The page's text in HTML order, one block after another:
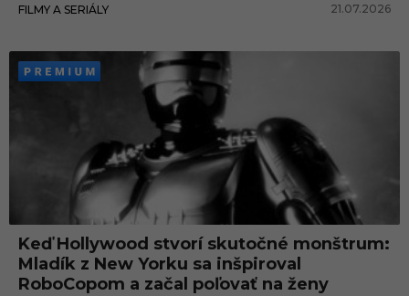
FILMY A SERIÁLY 21.07.2026
Keď Hollywood stvorí skutočné monštrum:
Mladík z New Yorku sa inšpiroval
RoboCopom a začal poľovať na ženy